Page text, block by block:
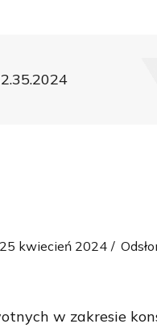
kwiecień 2024
w zakresie